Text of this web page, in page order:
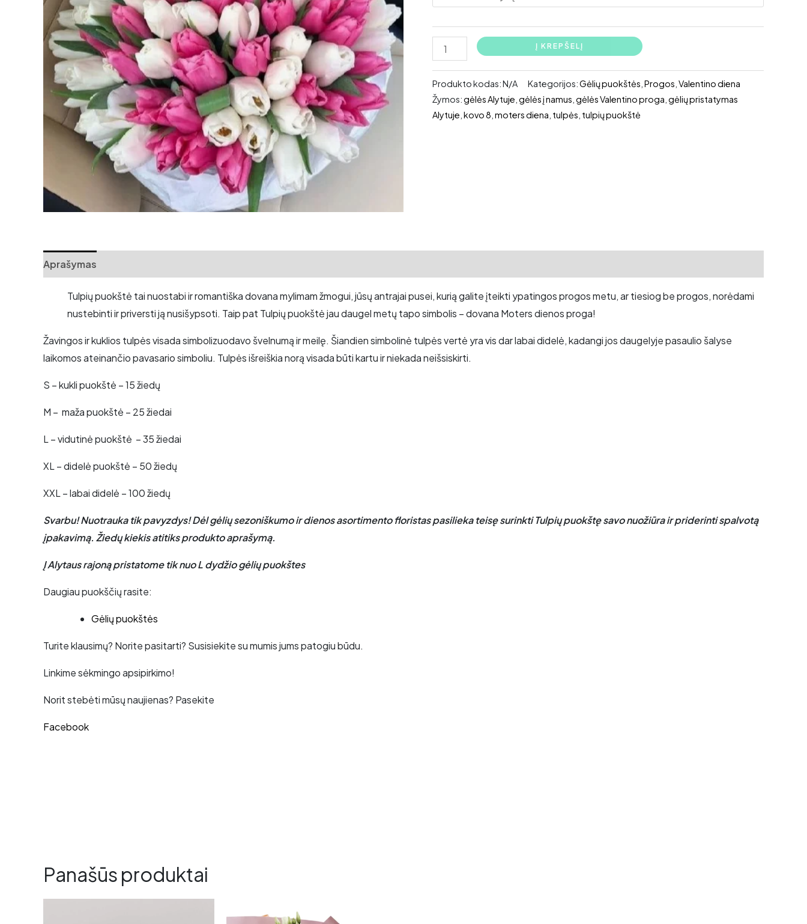
€165,00
produkto
kiekis:
Tulpių
puokštė
Baltai
Į KREPŠELĮ
Produkto kodas:N/A Kategorijos:Gėlių puokštės Progos Valentino diena
Žymos:gėlės Alytuje gėlės į namus gėlės Valentino proga gėlių pristatymas
Alytuje kovo 8 moters diena tulpės tulpių puokštė
Aprašymas
Tulpių puokštė tai nuostabi ir romantiška dovana mylimam žmogui, jūsų antrajai pusei, kurią galite įteikti ypatingos progos metu, ar tiesiog be progos, norėdami
nustebinti ir priversti ją nusišypsoti. Taip pat Tulpių puokštė jau daugel metų tapo simbolis – dovana Moters dienos proga!
Žavingos ir kuklios tulpės visada simbolizuodavo švelnumą ir meilę. Šiandien simbolinė tulpės vertė yra vis dar labai didelė, kadangi jos daugelyje pasaulio šalyse
laikomos ateinančio pavasario simboliu. Tulpės išreiškia norą visada būti kartu ir niekada neišsiskirti.
S – kukli puokštė – 15 žiedų
M – maža puokštė – 25 žiedai
L – vidutinė puokštė – 35 žiedai
XL – didelė puokštė – 50 žiedų
XXL – labai didelė – 100 žiedų
Svarbu! Nuotrauka tik pavyzdys! Dėl gėlių sezoniškumo ir dienos asortimento floristas pasilieka teisę surinkti Tulpių puokštę savo nuožiūra ir priderinti spalvotą
įpakavimą. Žiedų kiekis atitiks produkto aprašymą.
Į Alytaus rajoną pristatome tik nuo L dydžio gėlių puokštes
Daugiau puokščių rasite:
Gėlių puokštės
Turite klausimų? Norite pasitarti? Susisiekite su mumis jums patogiu būdu.
Linkime sėkmingo apsipirkimo!
Norit stebėti mūsų naujienas? Pasekite
Facebook
Panašūs produktai